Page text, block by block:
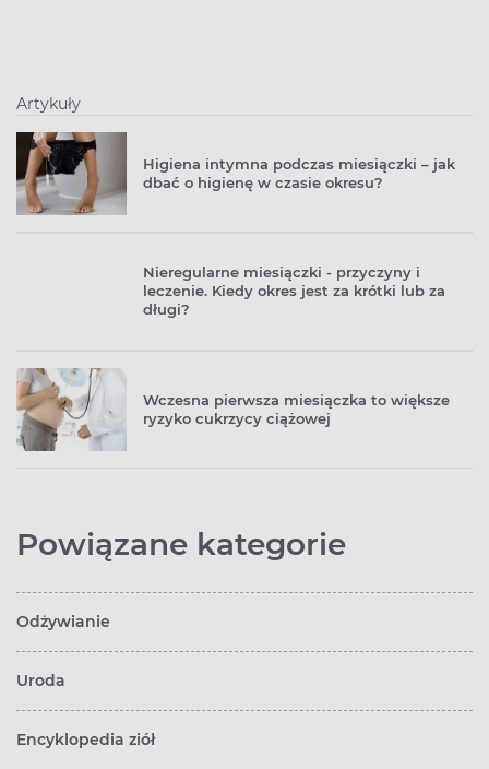
Artykuły
Higiena intymna podczas miesiączki – jak
dbać o higienę w czasie okresu?
Nieregularne miesiączki - przyczyny i
leczenie. Kiedy okres jest za krótki lub za
długi?
Wczesna pierwsza miesiączka to większe
ryzyko cukrzycy ciążowej
Powiązane kategorie
Odżywianie
Uroda
Encyklopedia ziół